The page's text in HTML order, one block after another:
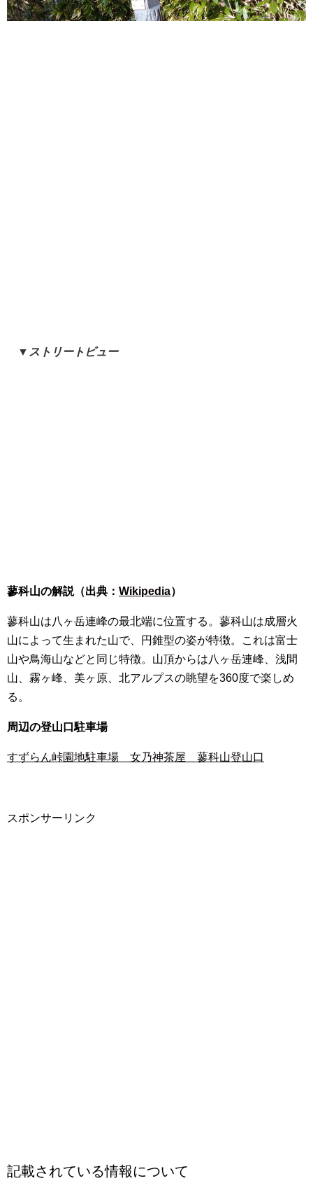
▼ストリートビュー
蓼科山の解説（出典： Wikipedia）
蓼科山は八ヶ岳連峰の最北端に位置する。蓼科山は成層火
山によって生まれた山で、円錐型の姿が特徴。これは富士
山や鳥海山などと同じ特徴。山頂からは八ヶ岳連峰、浅間
山、霧ヶ峰、美ヶ原、北アルプスの眺望を360度で楽しめ
る。
周辺の登山口駐車場
すずらん峠園地駐車場 女乃神茶屋 蓼科山登山口
スポンサーリンク
記載されている情報について